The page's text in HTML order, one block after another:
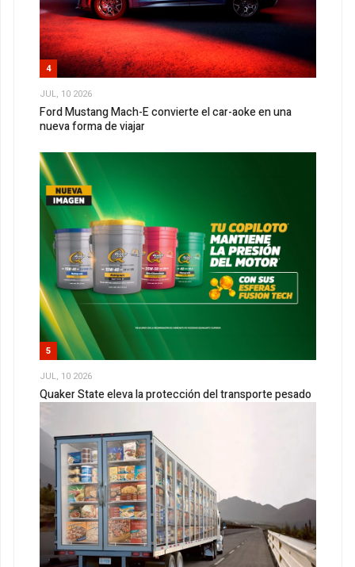
4
JUL, 10 2026
Ford Mustang Mach-E convierte el car-aoke en una
nueva forma de viajar
5
JUL, 10 2026
Quaker State eleva la protección del transporte pesado